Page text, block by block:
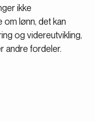
ikke
om lønn, det kan
og videreutvikling,
andre fordeler.